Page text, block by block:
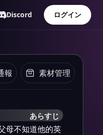
Discord ログイン
報 素材管理
あらすじ
母不知道他的英